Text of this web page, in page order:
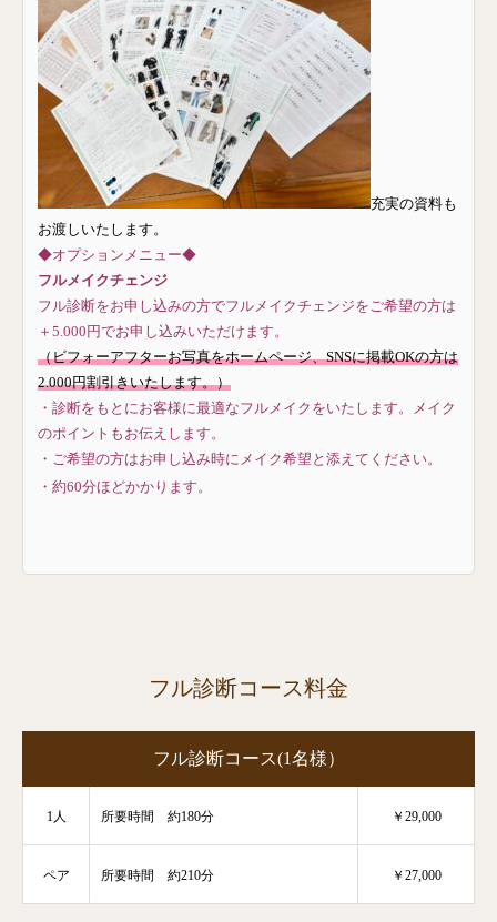
充実の資料も
お渡しいたします。
◆オプションメニュー◆
フルメイクチェンジ
フル診断をお申し込みの方でフルメイクチェンジをご希望の方は
＋5.000円でお申し込みいただけます。
（ビフォーアフターお写真をホームページ、SNSに掲載OKの方は
2.000円割引きいたします。）
・診断をもとにお客様に最適なフルメイクをいたします。メイク
のポイントもお伝えします。
・ご希望の方はお申し込み時にメイク希望と添えてください。
・約60分ほどかかります。
フル診断コース料金
フル診断コース(1名様）
1人 所要時間 約180分 ￥29,000
ペア 所要時間 約210分 ￥27,000